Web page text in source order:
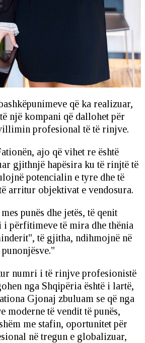
që ka realizuar,
një kompani që dallohet për
profesional të të rinjve.
ajo që vihet re është
gjithnjë hapësira ku të rinjtë të
potencialin e tyre dhe të
arritur objektivat e vendosura.
punës dhe jetës, të qenit
përfitimeve të mira dhe thënia
të gjitha, ndihmojnë në
numri i të rinjve profesionistë
nga Shqipëria është i lartë,
Gjonaj zbuluam se që nga
moderne të vendit të punës,
me stafin, oportunitet për
në tregun e globalizuar,